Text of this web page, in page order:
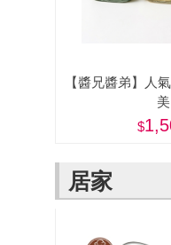
【醬兄醬弟】人
美
居家